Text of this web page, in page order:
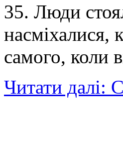
35. Люди
насміхалися,
самого, коли
Читати далі: